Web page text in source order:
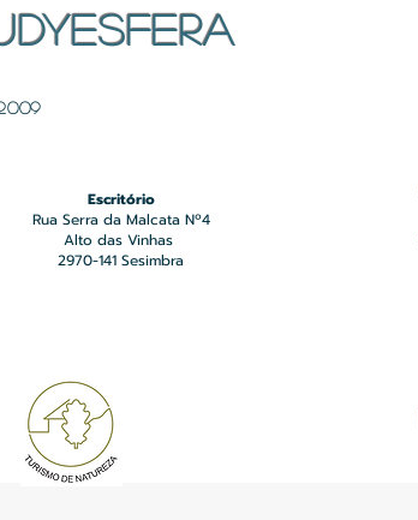
Escritório
Rua Serra da Malcata Nº4
Alto das Vinhas
2970-141 Sesimbra